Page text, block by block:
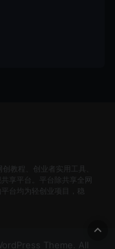
教程、创业者实用工具、
享平台。平台除共享全网
台均为轻创业项目，稳
Theme. All